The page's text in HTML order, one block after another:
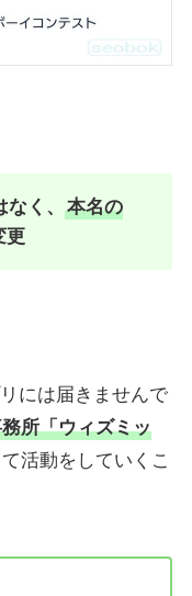
なく、本名の
更
には届きませんで
所「ウィズミッ
活動をしていくこ